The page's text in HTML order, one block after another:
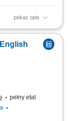
pokaż opis
z zakresu
rozwijanie
biznesowymi.
pełny etat